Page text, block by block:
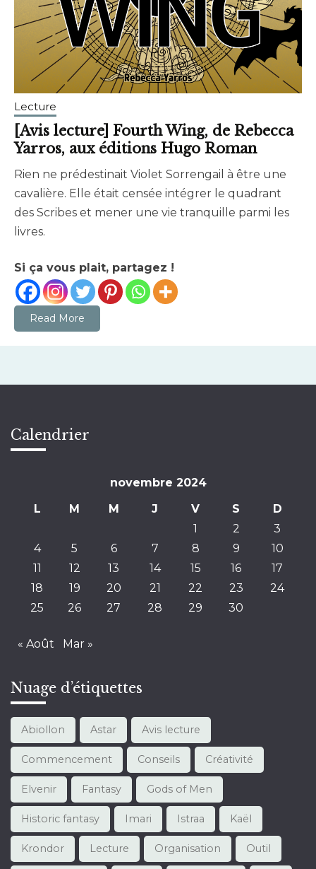
Lecture
[Avis lecture] Fourth Wing, de Rebecca
Yarros, aux éditions Hugo Roman
novembre
2024
brunhildtranchant@gmail.com
Rien ne prédestinait Violet Sorrengail à être une
cavalière. Elle était censée intégrer le quadrant
des Scribes et mener une vie tranquille parmi les
livres.
Si ça vous plait, partagez !
Read More
Calendrier
novembre 2024
L
M M J V S
D
1
2
3
4
5 6 7 8 9
10
11
12 13 14 15 16
17
18
19 20 21 22 23
24
25
26 27 28 29 30
« Août Mar »
Nuage d’étiquettes
Abiollon Astar Avis lecture
Commencement Conseils Créativité
Elvenir Fantasy Gods of Men
Historic fantasy Imari Istraa Kaël
Krondor Lecture Organisation Outil